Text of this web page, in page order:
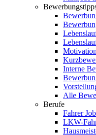
Interne
Alle
Berufe
Fahrer
LKW-